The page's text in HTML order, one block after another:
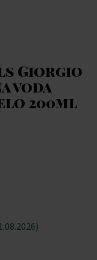
Giorgio
voda
200ml